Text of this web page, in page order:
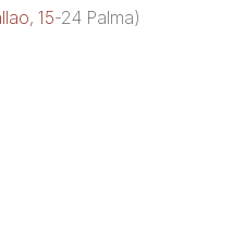
15-24 Palma)